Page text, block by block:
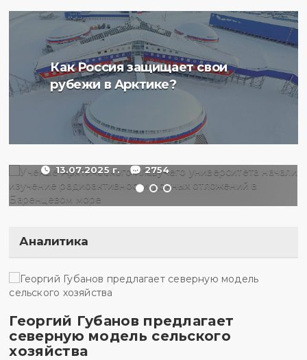
Как Россия защищает свои
рубежи в Арктике?
Ученые Арктического
плавучего университета
радиоактивности донных
отложений в Баренцевом
13.07.2025 г. 2754
Аналитика
Георгий Губанов предлагает
северную модель сельского
хозяйства